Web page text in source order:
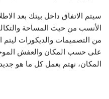
سيتم الاتفاق داخل بيتك بعد
الأنسب من حيث المساحة
من التصميمات والديكورات ليتم
على حسب المكان والعفش
المكان، نهتم بعمل كل ما هو